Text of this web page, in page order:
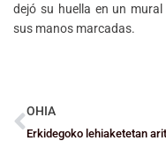
dejó su huella en un
sus manos marcadas.
OHIA